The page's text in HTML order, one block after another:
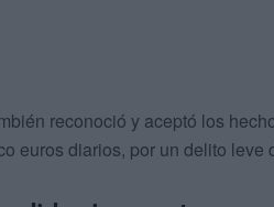
reconoció y aceptó los
euros diarios, por un delito leve